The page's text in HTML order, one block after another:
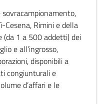
Cesena, Rimini e della
(da 1 a 500 addetti) dei
e all’ingrosso,
disponibili a
congiunturali e
d’affari e le